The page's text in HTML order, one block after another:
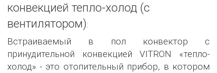
конвекцией тепло-холод (с
вентилятором):
Встраиваемый в пол конвектор с
принудительной конвекцией VITRON «тепло-
холод» - это отопительный прибор, в котором